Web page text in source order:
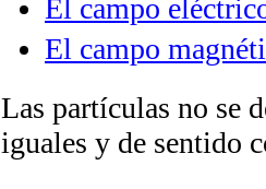
El campo
El campo
Las partículas no se
iguales y de sentido